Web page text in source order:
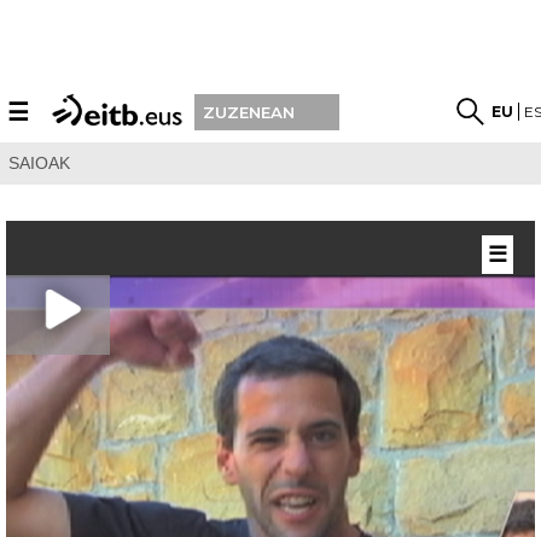
☰ ZUZENEAN EU
SAIOAK
☰